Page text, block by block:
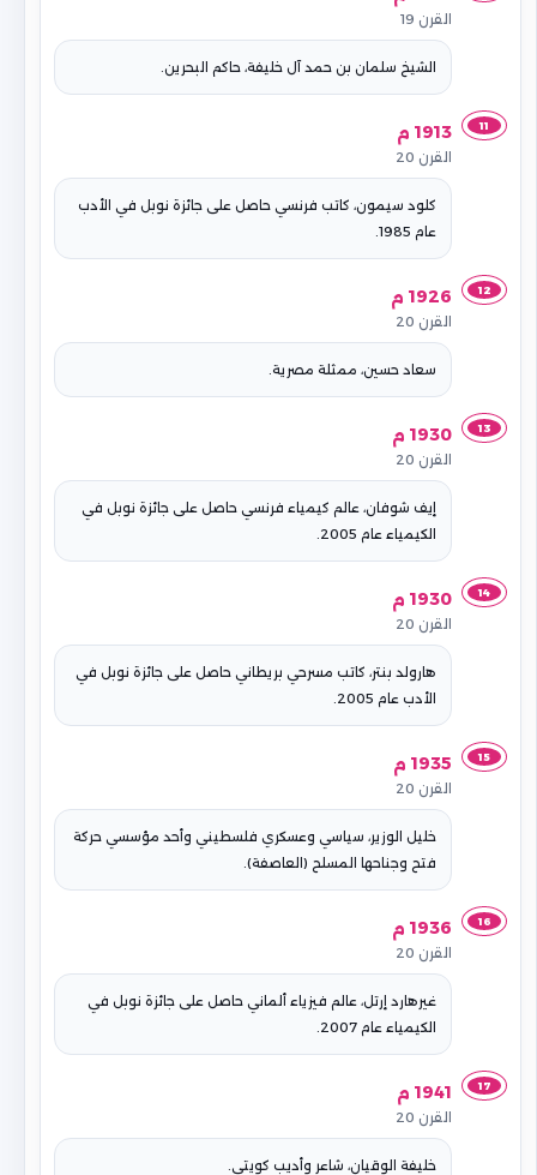
القرن 19
الشيخ سلمان بن حمد آل خليفة، حاكم البحرين.
11 1913 م
القرن 20
كلود سيمون، كاتب فرنسي حاصل على جائزة نوبل في الأدب
عام 1985.
12 1926 م
القرن 20
سعاد حسين، ممثلة مصرية.
13 1930 م
القرن 20
إيف شوفان، عالم كيمياء فرنسي حاصل على جائزة نوبل في
الكيمياء عام 2005.
14 1930 م
القرن 20
هارولد بنتر، كاتب مسرحي بريطاني حاصل على جائزة نوبل في
الأدب عام 2005.
15 1935 م
القرن 20
خليل الوزير، سياسي وعسكري فلسطيني وأحد مؤسسي حركة
فتح وجناحها المسلح (العاصفة).
16 1936 م
القرن 20
غيرهارد إرتل، عالم فيزياء ألماني حاصل على جائزة نوبل في
الكيمياء عام 2007.
17 1941 م
القرن 20
خليفة الوقيان، شاعر وأديب كويتي.